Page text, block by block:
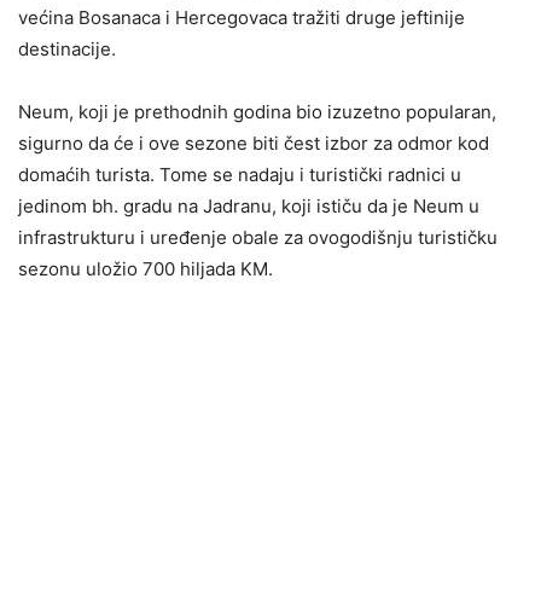
većina Bosanaca i Hercegovaca tražiti druge jeftinije
destinacije.
Neum, koji je prethodnih godina bio izuzetno popularan,
sigurno da će i ove sezone biti čest izbor za odmor kod
domaćih turista. Tome se nadaju i turistički radnici u
jedinom bh. gradu na Jadranu, koji ističu da je Neum u
infrastrukturu i uređenje obale za ovogodišnju turističku
sezonu uložio 700 hiljada KM.